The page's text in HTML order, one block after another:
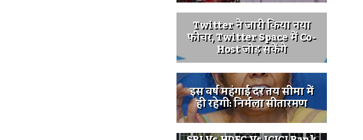
Twitter ने जारी किया नया
फीचर, Twitter Space में Co-
Host जोड़ सकेंगे
इस वर्ष महंगाई दर तय सीमा में
ही रहेगी: निर्मला सीतारमण